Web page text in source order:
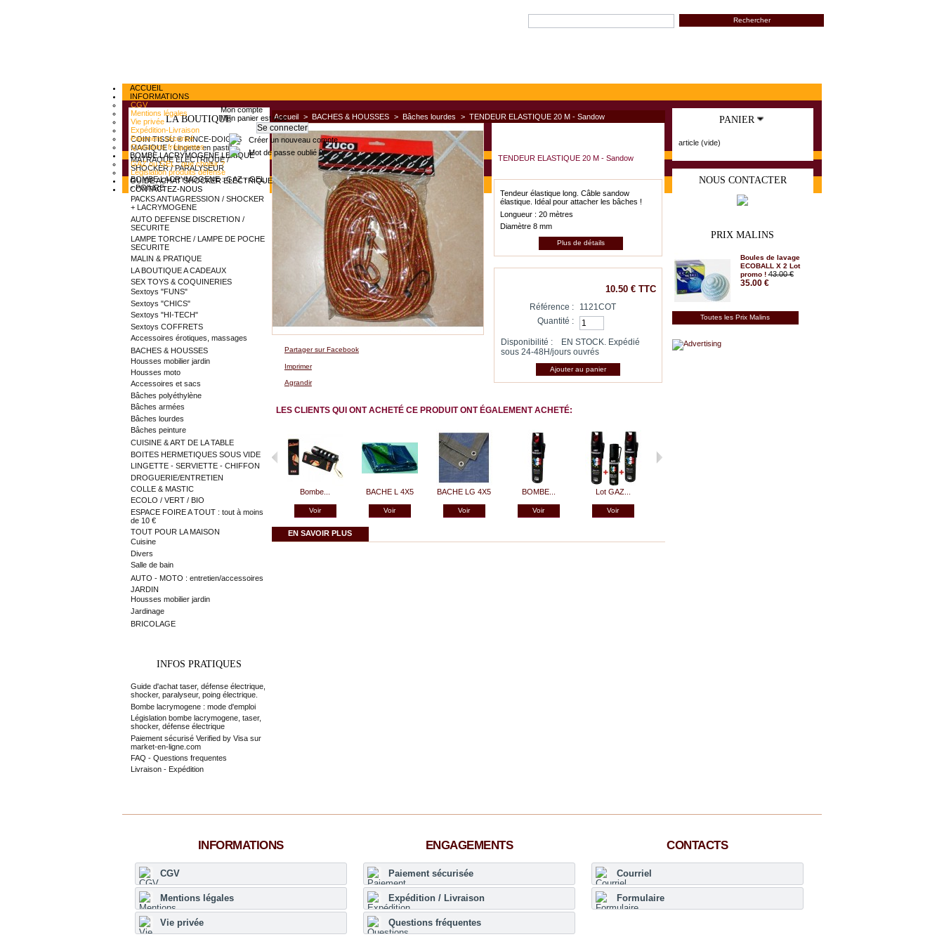
ACCUEIL
INFORMATIONS
CGV
Mentions légales
Vie privée
Expédition-Livraison
Paiement sécurisé
Questions fréquentes
BOMBE LACRYMOGENE LEXIQUE
GAZ ou GEL : que choisir ?
Législation produits défense
GUIDE ACHAT SHOCKER ELECTRIQUE
CONTACTEZ-NOUS
Mon compte
Mon panier est vide
Créer un nouveau compte
Mot de passe oublié ?
LA BOUTIQUE
COIN TISSU ® RINCE-DOIGTS
MAGIQUE : Lingette en pastille
MATRAQUE ELECTRIQUE /
SHOCKER / PARALYSEUR
BOMBE LACRYMOGENE : GAZ - GEL
- POIVRE
PACKS ANTIAGRESSION / SHOCKER
+ LACRYMOGENE
AUTO DEFENSE DISCRETION /
SECURITE
LAMPE TORCHE / LAMPE DE POCHE
SECURITE
MALIN & PRATIQUE
LA BOUTIQUE A CADEAUX
SEX TOYS & COQUINERIES
Sextoys "FUNS"
Sextoys "CHICS"
Sextoys "HI-TECH"
Sextoys COFFRETS
Accessoires érotiques, massages
BACHES & HOUSSES
Housses mobilier jardin
Housses moto
Accessoires et sacs
Bâches polyéthylène
Bâches armées
Bâches lourdes
Bâches peinture
CUISINE & ART DE LA TABLE
BOITES HERMETIQUES SOUS VIDE
LINGETTE - SERVIETTE - CHIFFON
DROGUERIE/ENTRETIEN
COLLE & MASTIC
ECOLO / VERT / BIO
ESPACE FOIRE A TOUT : tout à moins
de 10 €
TOUT POUR LA MAISON
Cuisine
Divers
Salle de bain
AUTO - MOTO : entretien/accessoires
JARDIN
Housses mobilier jardin
Jardinage
BRICOLAGE
INFOS PRATIQUES
Guide d'achat taser, défense électrique,
shocker, paralyseur, poing électrique.
Bombe lacrymogene : mode d'emploi
Législation bombe lacrymogene, taser,
shocker, défense électrique
Paiement sécurisé Verified by Visa sur
market-en-ligne.com
FAQ - Questions frequentes
Livraison - Expédition
Accueil > BACHES & HOUSSES > Bâches lourdes > TENDEUR ELASTIQUE 20 M - Sandow
Partager sur Facebook
Imprimer
Agrandir
TENDEUR ELASTIQUE 20 M - Sandow
Tendeur élastique long. Câble sandow
élastique. Idéal pour attacher les bâches !
Longueur : 20 mètres
Diamètre 8 mm
Plus de détails
10.50 €TTC
Référence :
1121COT
Quantité :
Disponibilité :
EN STOCK. Expédié
sous 24-48H/jours ouvrés
LES CLIENTS QUI ONT ACHETÉ CE PRODUIT ONT ÉGALEMENT ACHETÉ:
Bombe...
Voir
BACHE L 4X5
Voir
BACHE LG 4X5
Voir
BOMBE...
Voir
Lot GAZ...
Voir
EN SAVOIR PLUS
PANIER
article (vide)
NOUS CONTACTER
PRIX MALINS
Boules de lavage
ECOBALL X 2 Lot
promo ! 43.00 €
35.00 €
Toutes les Prix Malins
INFORMATIONS
CGV
Mentions légales
Vie privée
ENGAGEMENTS
Paiement sécurisée
Expédition / Livraison
Questions fréquentes
CONTACTS
Courriel
Formulaire